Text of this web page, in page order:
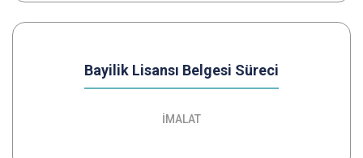
Bayilik Lisansı Belgesi Süreci
İMALAT